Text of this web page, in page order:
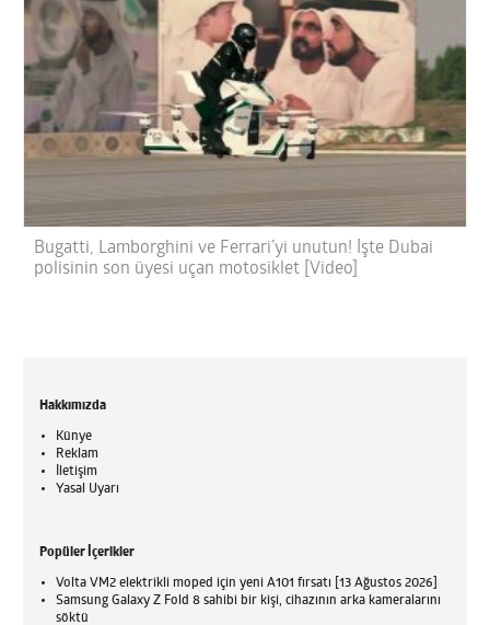
Bugatti, Lamborghini ve Ferrari’yi unutun! İşte Dubai
polisinin son üyesi uçan motosiklet [Video]
Hakkımızda
Künye
Reklam
İletişim
Yasal Uyarı
Popüler İçerikler
Volta VM2 elektrikli moped için yeni A101 fırsatı [13 Ağustos 2026]
Samsung Galaxy Z Fold 8 sahibi bir kişi, cihazının arka kameralarını
söktü